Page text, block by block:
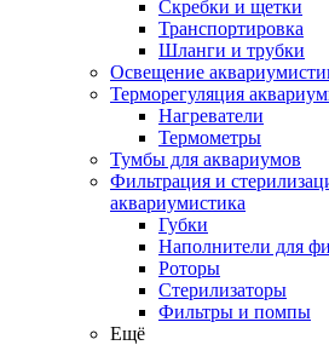
Скребки и щетки
Транспортировка
Шланги и трубки
Освещение
Терморегуляция
Нагреватели
Термометры
Тумбы для аквариумов
Фильтрация и
аквариумистика
Губки
Наполнители для
Роторы
Стерилизаторы
Фильтры и помпы
Ещё